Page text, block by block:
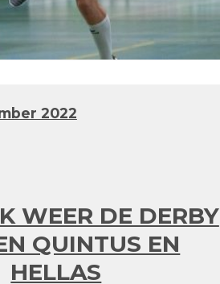
WEER DE DERBY
QUINTUS EN
HELLAS
2022